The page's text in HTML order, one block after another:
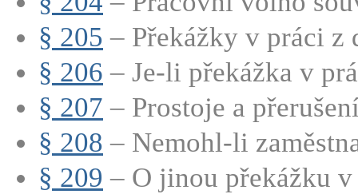
§ 205 – Překážky v práci z
§ 206 – Je-li překážka v
§ 207 – Prostoje a
§ 208 – Nemohl-li
§ 209 – O jinou překážku